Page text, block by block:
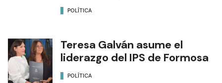
POLÍTICA
Teresa Galván asume el
liderazgo del IPS de Formosa
POLÍTICA